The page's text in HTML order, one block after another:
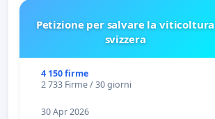
Petizione per salvare la viticoltura
svizzera
4 150 firme
2 733 Firme / 30 giorni
30 Apr 2026